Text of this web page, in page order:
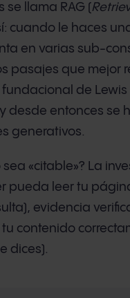
se llama RAG (
cuando le haces
en varias sub-
pasajes que mejor
de Lewis
desde entonces se
generativos.
«citable»? La
pueda leer tu
evidencia
contenido
dices).